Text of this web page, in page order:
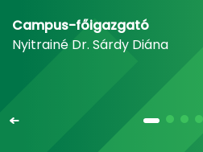
Campus-főigazgató
Nyitrainé Dr. Sárdy Diána